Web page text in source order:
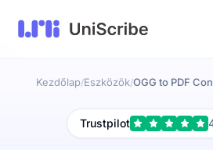
Kezdőlap/Eszközök/OGG to PDF
Trustpilot